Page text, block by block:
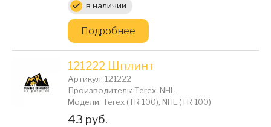
в наличии
Подробнее
121222 Шплинт
Артикул: 121222
Производитель: Terex, NHL
Модели: Terex (TR 100), NHL (TR 100)
Цена:
43 руб.